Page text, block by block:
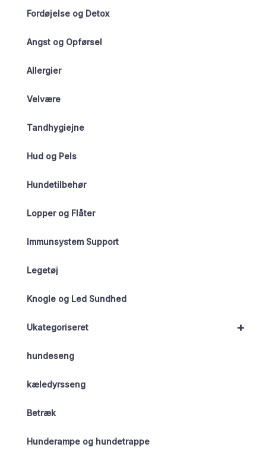
Fordøjelse og Detox
Angst og Opførsel
Allergier
Velvære
Tandhygiejne
Hud og Pels
Hundetilbehør
Lopper og Flåter
Immunsystem Support
Legetøj
Knogle og Led Sundhed
+
Ukategoriseret
hundeseng
kæledyrsseng
Betræk
Hunderampe og hundetrappe